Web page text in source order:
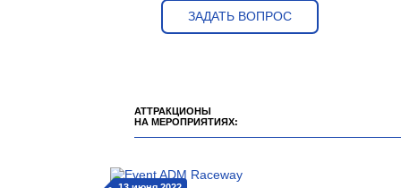
ЗАДАТЬ ВОПРОС
АТТРАКЦИОНЫ
НА МЕРОПРИЯТИЯХ: